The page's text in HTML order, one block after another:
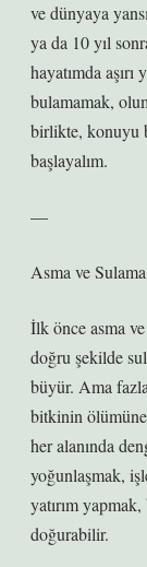
ve dünyaya
ya da 10 yıl
hayatımda
bulamamak,
birlikte, konuyu
başlayalım.
—
Asma ve
İlk önce asma
doğru şekilde
büyür. Ama
bitkinin
her alanında
yoğunlaşmak,
yatırım
doğurabilir.